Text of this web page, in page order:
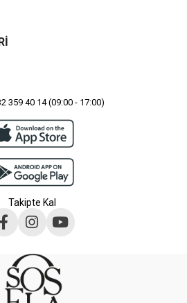
359 40 14 (09:00 - 17:00)
Takipte Kal